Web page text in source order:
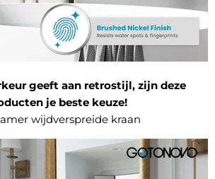
geeft aan retrostijl, zijn deze
je beste keuze!
wijdverspreide kraan